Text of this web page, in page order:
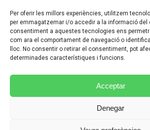
Per oferir les millors experiències, utilitzem
per emmagatzemar i/o accedir a la informació del
consentiment a aquestes tecnologies ens
com ara el comportament de navegació o
lloc. No consentir o retirar el consentiment, pot
determinades característiques i funcions.
Acceptar
Denegar
QUI SOC?
CONTACTE
AVÍS LEGAL I PROTECCIÓ DE DADES
POLÍTICA DE COOKIES (UE)
CONDICIONS PARTICULARS D’ÚS I
POLÍTICA DE PRIVACITAT